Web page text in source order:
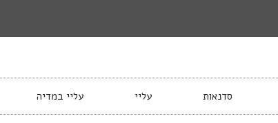
סדנאות עליי עליי במדיה